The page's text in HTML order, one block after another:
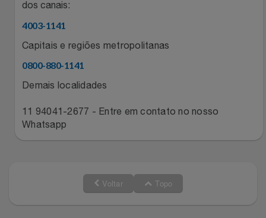
Saúde E Bem-Estar
Vestuário
The Bar
Tramontina
Três Corações
dos canais:
4003-1141
Capitais e regiões metropolitanas
0800-880-1141
Demais localidades
11 94041-2677 - Entre em contato no nosso
Whatsapp
Voltar Topo